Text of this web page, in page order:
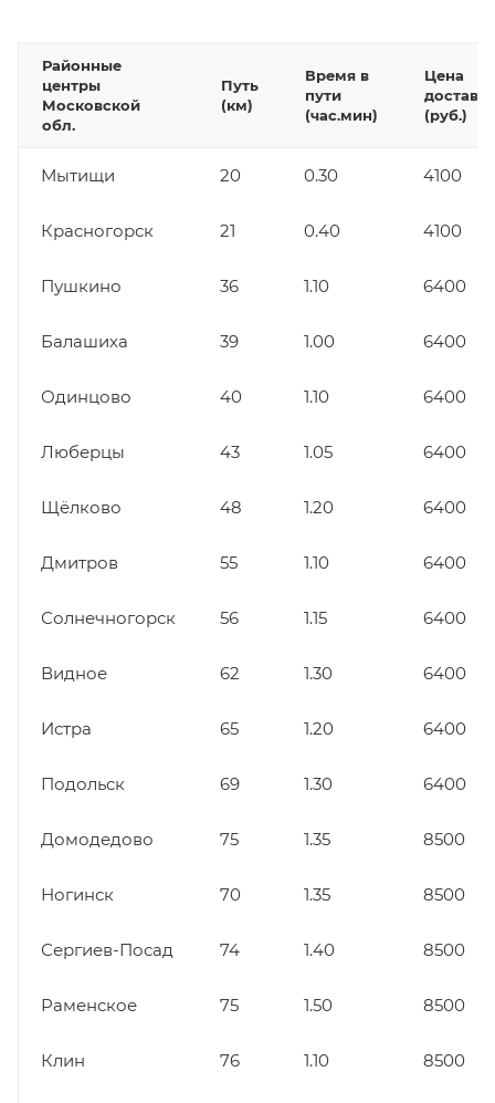
Районные
центры
Московской
обл.
Путь
(км)
Время в
пути
(час.мин)
Цена
(руб.)
Мытищи 20 0.30 4100
Красногорск 21 0.40 4100
Пушкино 36 1.10 6400
Балашиха 39 1.00 6400
Одинцово 40 1.10 6400
Люберцы 43 1.05 6400
Щёлково 48 1.20 6400
Дмитров 55 1.10 6400
Солнечногорск 56 1.15 6400
Видное 62 1.30 6400
Истра 65 1.20 6400
Подольск 69 1.30 6400
Домодедово 75 1.35 8500
Ногинск 70 1.35 8500
Сергиев-Посад 74 1.40 8500
Раменское 75 1.50 8500
Клин 76 1.10 8500